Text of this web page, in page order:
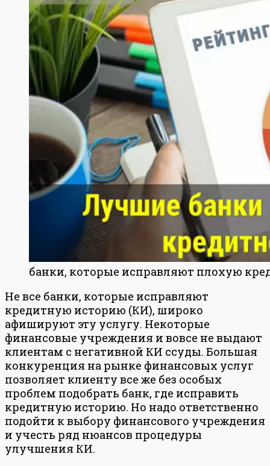
банки, которые исправляют плохую
Не все банки, которые исправляют
кредитную историю (КИ), широко
афишируют эту услугу. Некоторые
финансовые учреждения и вовсе не выдают
клиентам с негативной КИ ссуды. Большая
конкуренция на рынке финансовых услуг
позволяет клиенту все же без особых
проблем подобрать банк, где исправить
кредитную историю. Но надо ответственно
подойти к выбору финансового учреждения
и учесть ряд нюансов процедуры
улучшения КИ.